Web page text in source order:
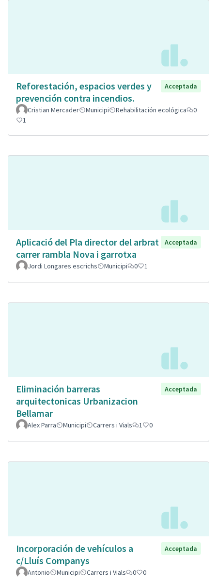
Reforestación, espacios verdes y
prevención contra incendios.
Acceptada
Cristian Mercader Municipi Rehabilitación ecológica
0
1
Aplicació del Pla director del arbrat
carrer rambla Nova i garrotxa
Acceptada
Jordi Longares escrichs Municipi 0 1
Eliminación barreras
arquitectonicas Urbanizacion
Bellamar
Acceptada
Alex Parra Municipi Carrers i Vials 1 0
Incorporación de vehículos a
c/Lluís Companys
Acceptada
Antonio Municipi Carrers i Vials 0 0